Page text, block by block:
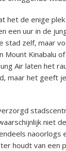
het de enige
een uur in de
stad zelf, maar
Kinabalu
Air laten het
maar het geeft
niet
naoorlogs
houdt van